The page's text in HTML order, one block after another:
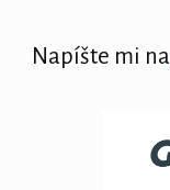
Napíšte mi na